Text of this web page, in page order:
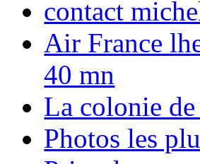
contact
Air France
40 mn
La colonie
Photos les